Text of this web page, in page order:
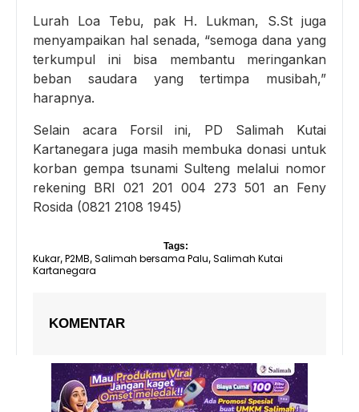
Lurah Loa Tebu, pak H. Lukman, S.St juga
menyampaikan hal senada, “semoga dana yang
terkumpul ini bisa membantu meringankan
beban saudara yang tertimpa musibah,”
harapnya.
Selain acara Forsil ini, PD Salimah Kutai
Kartanegara juga masih membuka donasi untuk
korban gempa tsunami Sulteng melalui nomor
rekening BRI 021 201 004 273 501 an Feny
Rosida (0821 2108 1945)
Tags:
Kukar, P2MB, Salimah bersama Palu, Salimah Kutai
Kartanegara
KOMENTAR